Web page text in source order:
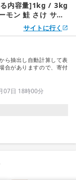
る内容量]1kg / 3kg
モン 鮭 さけ サケ
鮭切身 切り身 個包
サイトに行く
ら抽出し自動計算して表
合がありますので、寄付
07日 18時00分